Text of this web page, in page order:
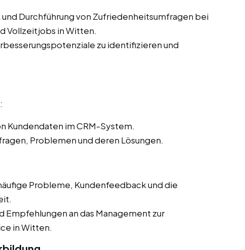
Durchführung von Zufriedenheitsumfragen bei
Vollzeitjobs in Witten.
zu identifizieren und
:
Kundendaten im CRM-System.
Problemen und deren Lösungen.
Probleme, Kundenfeedback und die
Empfehlungen an das Management zur
in Witten.